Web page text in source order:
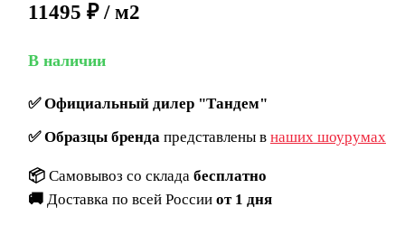
11495 ₽ / м2
В наличии
✅Официальный дилер "Тандем"
✅Образцы брендапредставлены в наших шоурумах
📦 Самовывоз со склада бесплатно
🚚 Доставка по всей России от 1 дня